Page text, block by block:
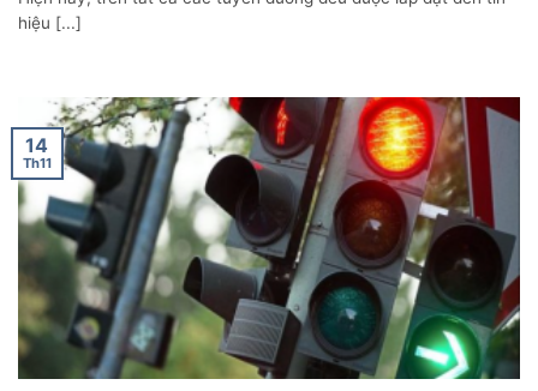
hiệu [...]
14
Th11